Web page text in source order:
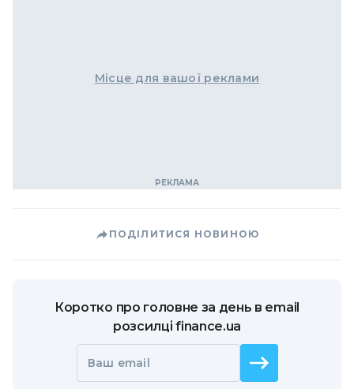
Місце для вашої реклами
ПОДІЛИТИСЯ НОВИНОЮ
Коротко про головне за день в email
розсилці finance.ua
Ваш email